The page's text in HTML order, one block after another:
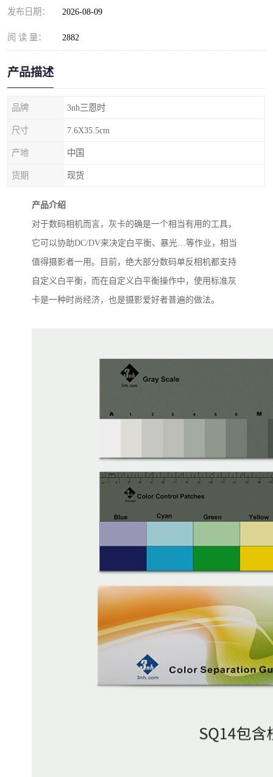
发布日期： 2026-08-09
阅 读 量： 2882
产品描述
品牌 3nh三恩时
尺寸 7.6X35.5cm
产地 中国
货期 现货
产品介绍
对于数码相机而言，灰卡的确是一个相当有用的工具，
它可以协助DC/DV来决定白平衡、暴光…等作业，相当
值得摄影者一用。目前，绝大部分数码单反相机都支持
自定义白平衡，而在自定义白平衡操作中，使用标准灰
卡是一种时尚经济，也是摄影爱好者普遍的做法。